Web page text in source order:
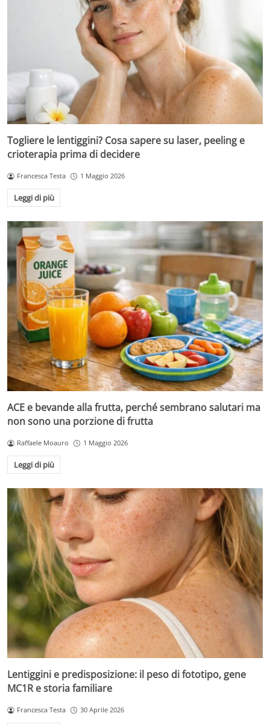
Togliere le lentiggini? Cosa sapere su laser, peeling e
crioterapia prima di decidere
Francesca Testa 1 Maggio 2026
Leggi di più
ACE e bevande alla frutta, perché sembrano salutari ma
non sono una porzione di frutta
Raffaele Moauro 1 Maggio 2026
Leggi di più
Lentiggini e predisposizione: il peso di fototipo, gene
MC1R e storia familiare
Francesca Testa 30 Aprile 2026